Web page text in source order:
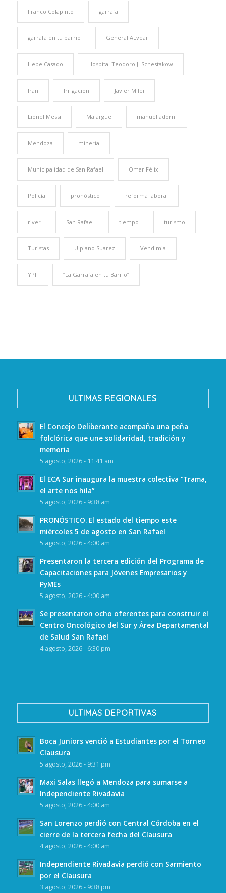
Franco Colapinto garrafa
garrafa en tu barrio General ALvear
Hebe Casado Hospital Teodoro J. Schestakow
Iran Irrigación Javier Milei
Lionel Messi Malargüe manuel adorni
Mendoza minería
Municipalidad de San Rafael Omar Félix
Policía pronóstico reforma laboral
river San Rafael tiempo turismo
Turistas Ulpiano Suarez Vendimia
YPF “La Garrafa en tu Barrio”
ULTIMAS REGIONALES
El Concejo Deliberante acompaña una peña
folclórica que une solidaridad, tradición y
memoria
5 agosto, 2026 - 11:41 am
El ECA Sur inaugura la muestra colectiva “Trama,
el arte nos hila”
5 agosto, 2026 - 9:38 am
PRONÓSTICO. El estado del tiempo este
miércoles 5 de agosto en San Rafael
5 agosto, 2026 - 4:00 am
Presentaron la tercera edición del Programa de
Capacitaciones para Jóvenes Empresarios y
PyMEs
5 agosto, 2026 - 4:00 am
Se presentaron ocho oferentes para construir el
Centro Oncológico del Sur y Área Departamental
de Salud San Rafael
4 agosto, 2026 - 6:30 pm
ULTIMAS DEPORTIVAS
Boca Juniors venció a Estudiantes por el Torneo
Clausura
5 agosto, 2026 - 9:31 pm
Maxi Salas llegó a Mendoza para sumarse a
Independiente Rivadavia
5 agosto, 2026 - 4:00 am
San Lorenzo perdió con Central Córdoba en el
cierre de la tercera fecha del Clausura
4 agosto, 2026 - 4:00 am
Independiente Rivadavia perdió con Sarmiento
por el Clausura
3 agosto, 2026 - 9:38 pm